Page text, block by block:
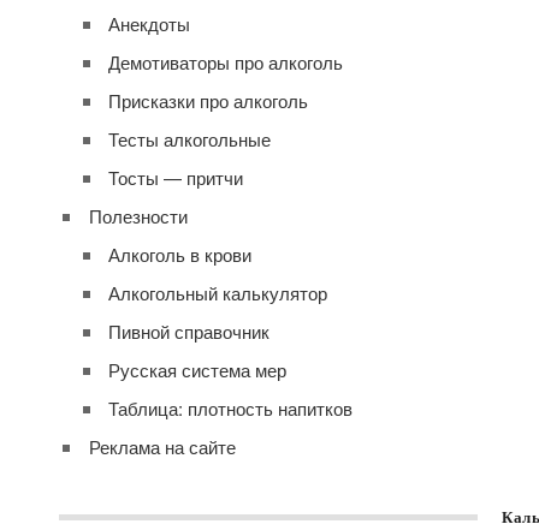
Анекдоты
Демотиваторы про алкоголь
Присказки про алкоголь
Тесты алкогольные
Тосты — притчи
Полезности
Алкоголь в крови
Алкогольный калькулятор
Пивной справочник
Русская система мер
Таблица: плотность напитков
Реклама на сайте